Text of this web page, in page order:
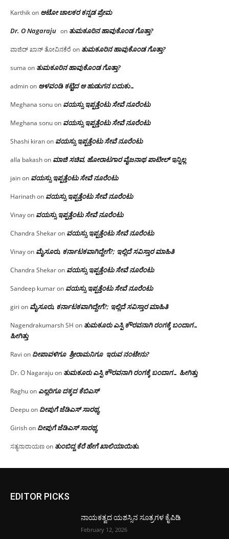
Karthikon ಆಟೋ ಚಾಲಕರ ಕನ್ನಡ ಪ್ರೇಮ
Dr. O Nagaraju on ತುಮಕೂರಿನ ಹಾವುಕೊಂಡ ಗೊತ್ತಾ?
ವಾಜಿದ್ ಖಾನ್ ತೋವಿನಕೆರೆ on ತುಮಕೂರಿನ ಹಾವುಕೊಂಡ ಗೊತ್ತಾ?
suma on ತುಮಕೂರಿನ ಹಾವುಕೊಂಡ ಗೊತ್ತಾ?
adminon ಅಳವಂಡಿ ಕಟ್ಟಿದ ಆ ಹುಡುಗನ ಬದುಕು…
Meghana sonuon ವಯಸ್ಸು ಇಪ್ಪತ್ತೆಂಟು ಸೇವೆ ನೂರೆಂಟು
Meghana sonuon ವಯಸ್ಸು ಇಪ್ಪತ್ತೆಂಟು ಸೇವೆ ನೂರೆಂಟು
Shashi kiranon ವಯಸ್ಸು ಇಪ್ಪತ್ತೆಂಟು ಸೇವೆ ನೂರೆಂಟು
alla bakashon ಮಾಜಿ ಸಚಿವ, ಹೋರಾಟಗಾರ ವೈಜನಾಥ ಪಾಟೀಲ್ ಇನ್ನಿಲ್ಲ
jainon ವಯಸ್ಸು ಇಪ್ಪತ್ತೆಂಟು ಸೇವೆ ನೂರೆಂಟು
Harinathon ವಯಸ್ಸು ಇಪ್ಪತ್ತೆಂಟು ಸೇವೆ ನೂರೆಂಟು
Vinayon ವಯಸ್ಸು ಇಪ್ಪತ್ತೆಂಟು ಸೇವೆ ನೂರೆಂಟು
Chandra Shekaron ವಯಸ್ಸು ಇಪ್ಪತ್ತೆಂಟು ಸೇವೆ ನೂರೆಂಟು
Vinayon ಮೈಸೂರು, ಕರ್ನಾಟಕವಾಗಿದ್ದೇಗೆ?; ಇಲ್ಲಿದೆ ಸವಿಸ್ತಾರ ಮಾಹಿತಿ
Chandra Shekaron ವಯಸ್ಸು ಇಪ್ಪತ್ತೆಂಟು ಸೇವೆ ನೂರೆಂಟು
Sandeep kumaron ವಯಸ್ಸು ಇಪ್ಪತ್ತೆಂಟು ಸೇವೆ ನೂರೆಂಟು
giri on ಮೈಸೂರು, ಕರ್ನಾಟಕವಾಗಿದ್ದೇಗೆ?; ಇಲ್ಲಿದೆ ಸವಿಸ್ತಾರ ಮಾಹಿತಿ
Nagendrakumarsh SH on ತುಮಕೂರು ಎಸ್ಪಿ ಕೌರವನಾಗಿ ರಂಗಕ್ಕೆ ಬಂದಾಗ…
ಹೀಗಿತ್ತು
Ravi on ದೀಪಾವಳಿಗೂ ಶ್ರೀರಾಮನಿಗೂ ಇರುವ ನಂಟೇನು?
Dr. O Nagarajuon ತುಮಕೂರು ಎಸ್ಪಿ ಕೌರವನಾಗಿ ರಂಗಕ್ಕೆ ಬಂದಾಗ… ಹೀಗಿತ್ತು
Raghuon ಎಲ್ಲರಿಗೂ ದಕ್ಕದ ಕೆಬಿಎಸ್
Deepuon ದೀಪುಗೆ ಜೆಡಿಎಸ್ ಸಾರಥ್ಯ
Girishon ದೀಪುಗೆ ಜೆಡಿಎಸ್ ಸಾರಥ್ಯ
ಸತ್ಯನಾರಾಯಣon ತುಂಬಿದ್ದ ಕೆರೆ ಹೇಗೆ ಖಾಲಿಯಾಯಿತು.
EDITOR PICKS
ನಾಯಕತ್ವದ ಯಶಸ್ಸಿನ ಸೂತ್ರಗಳ ಕೈಪಿಡಿ
February 12, 2026